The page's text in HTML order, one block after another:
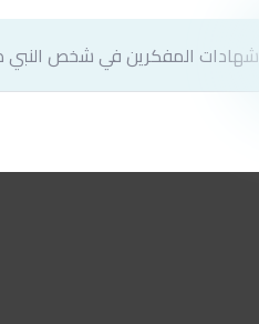
شهادات المفكرين في شخص النبي صلى الله عليه وسلم